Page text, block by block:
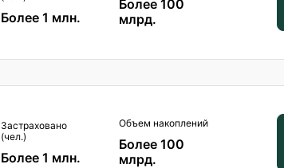
Более 1 млн.
Более 100
млрд.
Застраховано
(чел.)
Более 1 млн.
Объем накоплений
Более 100
млрд.